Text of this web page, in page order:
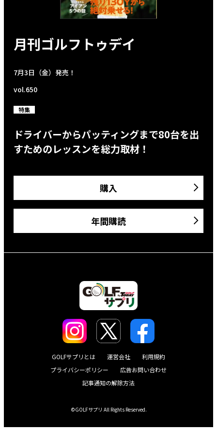
月刊ゴルフトゥデイ
7月3日（金）発売！
vol.650
特集
ドライバーからパッティングまで80台を出
すためのレッスンを総力取材！
購入
年間購読
GOLFサプリとは 運営会社
利用規約
プライバシーポリシー
広告お問い合わせ
記事通知の解除方法
©GOLFサプリ All Rights Reserved.